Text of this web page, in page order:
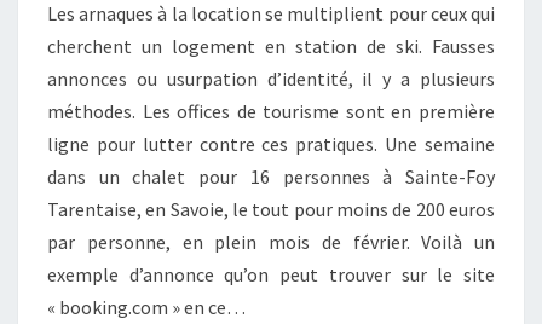
AU
SKI
TOURNENT
AU
CAUCHEMAR
Les arnaques à la location se multiplient pour ceux qui
cherchent un logement en station de ski. Fausses
annonces ou usurpation d’identité, il y a plusieurs
méthodes. Les offices de tourisme sont en première
ligne pour lutter contre ces pratiques. Une semaine
dans un chalet pour 16 personnes à Sainte-Foy
Tarentaise, en Savoie, le tout pour moins de 200 euros
par personne, en plein mois de février. Voilà un
exemple d’annonce qu’on peut trouver sur le site
« booking.com » en ce…